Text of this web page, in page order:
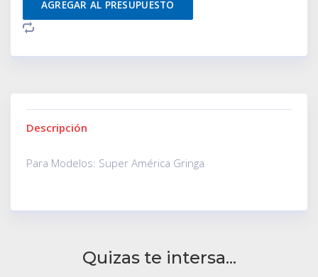
AGREGAR AL PRESUPUESTO
Descripción
Para Modelos: Super América Gringa
Quizas te intersa...